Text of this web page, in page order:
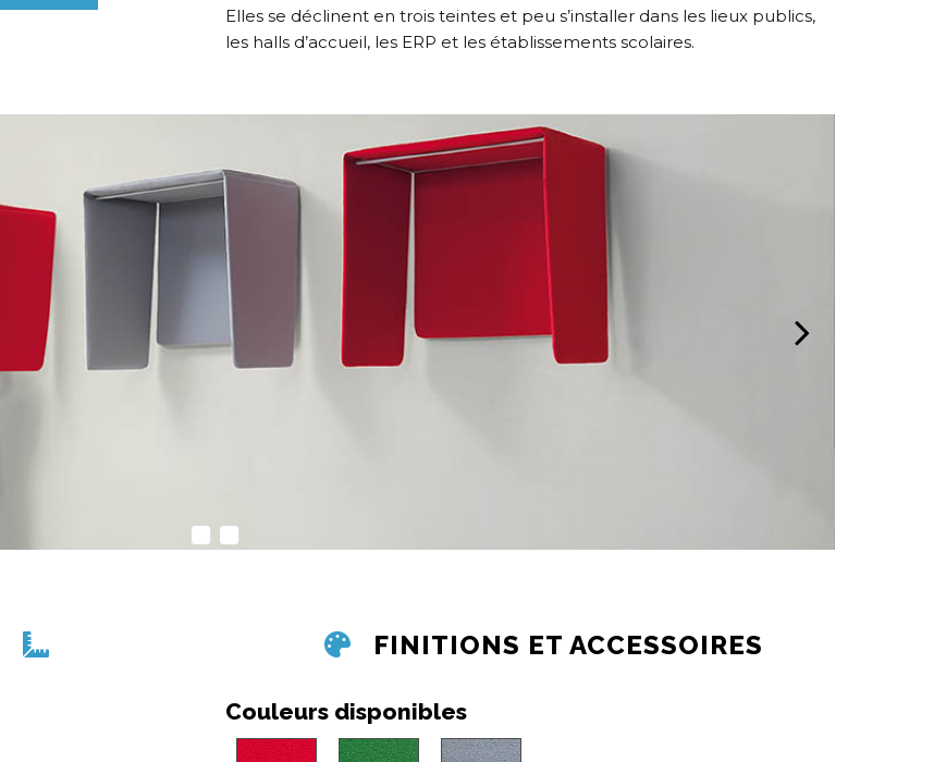
Elles se déclinent en trois teintes et peu s’installer dans les lieux publics,
les halls d’accueil, les ERP et les établissements scolaires.
FINITIONS ET ACCESSOIRES
Couleurs disponibles